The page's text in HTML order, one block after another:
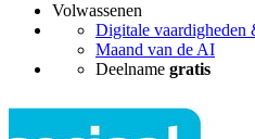
Volwassenen
Digitale vaardigheden
Maand van de AI
Deelname gratis